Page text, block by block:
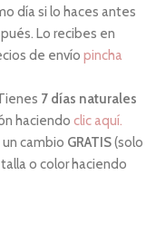
día si lo haces antes
Lo recibes en
de envío pincha
7 días naturales
haciendo clic aquí.
cambio GRATIS(solo
o color haciendo